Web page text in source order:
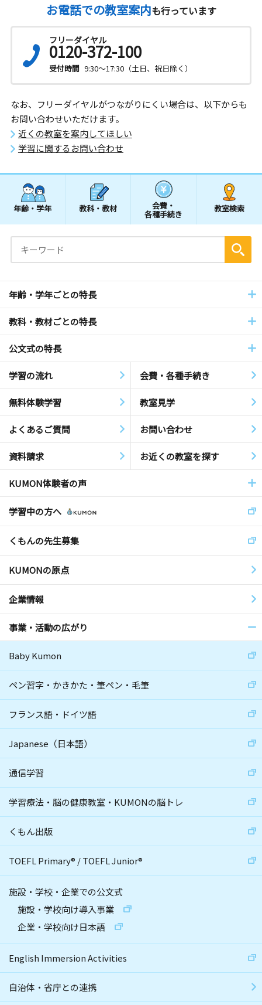
お電話での教室案内も行っています
フリーダイヤル
0120-372-100
受付時間 9:30～17:30（土日、祝日除く）
なお、フリーダイヤルがつながりにくい場合は、以下からも
お問い合わせいただけます。
近くの教室を案内してほしい
学習に関するお問い合わせ
年齢・学年 教科・教材 会費・
各種手続き
教室検索
年齢・学年ごとの特長
教科・教材ごとの特長
公文式の特長
学習の流れ 会費・各種手続き
無料体験学習 教室見学
よくあるご質問 お問い合わせ
資料請求 お近くの教室を探す
KUMON体験者の声
学習中の方へ
くもんの先生募集
KUMONの原点
企業情報
事業・活動の広がり
Baby Kumon
ペン習字・かきかた・筆ペン・毛筆
フランス語・ドイツ語
Japanese（日本語）
通信学習
学習療法・脳の健康教室・KUMONの脳トレ
くもん出版
TOEFL Primary® /TOEFL Junior®
施設・学校・企業での公文式
施設・学校向け導入事業
企業・学校向け日本語
English Immersion Activities
自治体・省庁との連携